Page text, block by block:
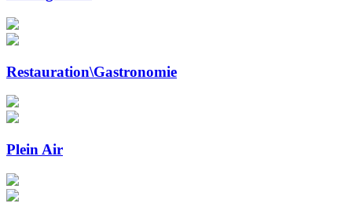
Restauration\Gastronomie
Plein Air